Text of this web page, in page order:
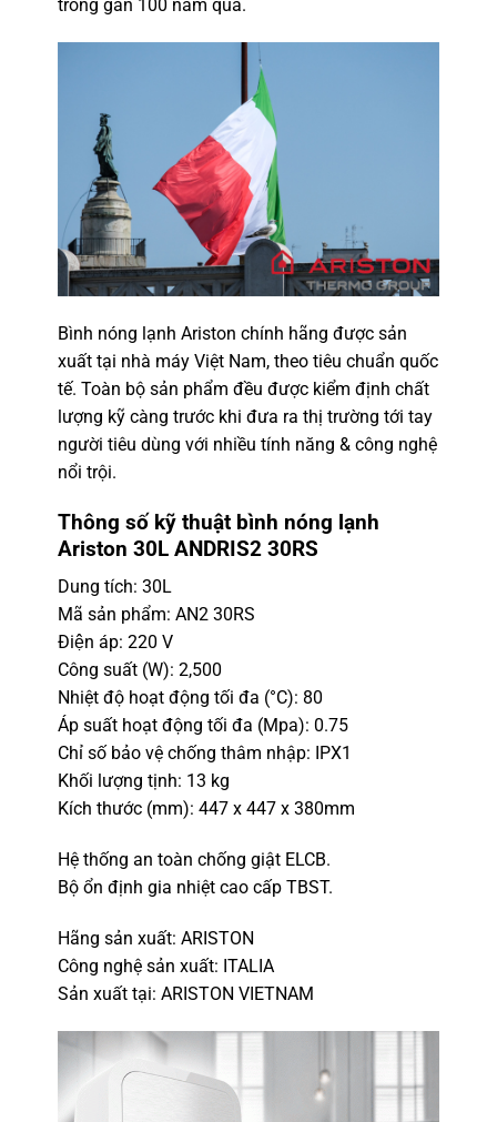
trong gần 100 năm qua.
Bình nóng lạnh Ariston chính hãng được sản
xuất tại nhà máy Việt Nam, theo tiêu chuẩn quốc
tế. Toàn bộ sản phẩm đều được kiểm định chất
lượng kỹ càng trước khi đưa ra thị trường tới tay
người tiêu dùng với nhiều tính năng & công nghệ
nổi trội.
Thông số kỹ thuật bình nóng lạnh
Ariston 30L ANDRIS2 30RS
Dung tích: 30L
Mã sản phẩm: AN2 30RS
Điện áp: 220 V
Công suất (W): 2,500
Nhiệt độ hoạt động tối đa (°C): 80
Áp suất hoạt động tối đa (Mpa): 0.75
Chỉ số bảo vệ chống thâm nhập: IPX1
Khối lượng tịnh: 13 kg
Kích thước (mm): 447 x 447 x 380mm
Hệ thống an toàn chống giật ELCB.
Bộ ổn định gia nhiệt cao cấp TBST.
Hãng sản xuất: ARISTON
Công nghệ sản xuất: ITALIA
Sản xuất tại: ARISTON VIETNAM